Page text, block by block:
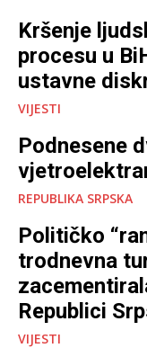
Kršenje
procesu u
ustavne
VIJESTI
Podnesene
REPUBLIKA SRPSKA
Političko
trodnevna
Republici
VIJESTI